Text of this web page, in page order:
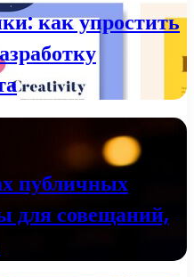
как упростить
публичных
для совещаний,